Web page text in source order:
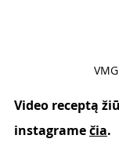
Video receptą
instagrame čia.